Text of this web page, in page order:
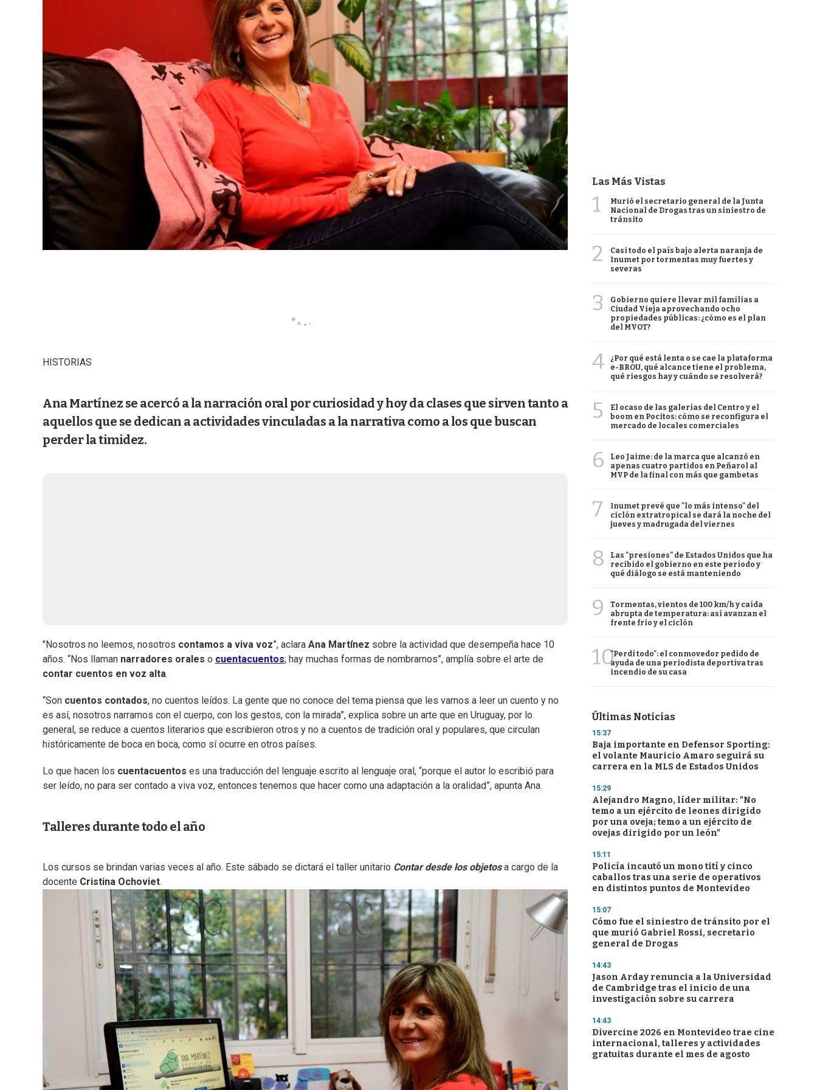
HISTORIAS
Ana Martínez se acercó a la narración oral por curiosidad y hoy da clases que sirven tanto a
aquellos que se dedican a actividades vinculadas a la narrativa como a los que buscan
perder la timidez.
"Nosotros no leemos, nosotros contamos a viva voz”, aclara Ana Martínez sobre la actividad que desempeña hace 10
años. “Nos llaman narradores orales o cuentacuentos; hay muchas formas de nombrarnos”, amplía sobre el arte de
contar cuentos en voz alta.
“Son cuentos contados, no cuentos leídos. La gente que no conoce del tema piensa que les vamos a leer un cuento y no
es así, nosotros narramos con el cuerpo, con los gestos, con la mirada”, explica sobre un arte que en Uruguay, por lo
general, se reduce a cuentos literarios que escribieron otros y no a cuentos de tradición oral y populares, que circulan
históricamente de boca en boca, como sí ocurre en otros países.
Lo que hacen los cuentacuentos es una traducción del lenguaje escrito al lenguaje oral, “porque el autor lo escribió para
ser leído, no para ser contado a viva voz, entonces tenemos que hacer como una adaptación a la oralidad”, apunta Ana.
Talleres durante todo el año
Los cursos se brindan varias veces al año. Este sábado se dictará el taller unitario Contar desde los objetosa cargo de la
docente Cristina Ochoviet.
Las Más Vistas
1
Murió el secretario general de la Junta
Nacional de Drogas tras un siniestro de
tránsito
2
Casi todo el país bajo alerta naranja de
Inumet por tormentas muy fuertes y
severas
3
Gobierno quiere llevar mil familias a
Ciudad Vieja aprovechando ocho
propiedades públicas: ¿cómo es el plan
del MVOT?
4
¿Por qué está lenta o se cae la plataforma
e-BROU, qué alcance tiene el problema,
qué riesgos hay y cuándo se resolverá?
5
El ocaso de las galerías del Centro y el
boom en Pocitos: cómo se reconfigura el
mercado de locales comerciales
6
Leo Jaime: de la marca que alcanzó en
apenas cuatro partidos en Peñarol al
MVP de la final con más que gambetas
7
Inumet prevé que "lo más intenso" del
ciclón extratropical se dará la noche del
jueves y madrugada del viernes
8
Las "presiones" de Estados Unidos que ha
recibido el gobierno en este período y
qué diálogo se está manteniendo
9
Tormentas, vientos de 100 km/h y caída
abrupta de temperatura: así avanzan el
frente frío y el ciclón
10"Perdí todo": el conmovedor pedido de
ayuda de una periodista deportiva tras
incendio de su casa
Últimas Noticias
15:37
Baja importante en Defensor Sporting:
el volante Mauricio Amaro seguirá su
carrera en la MLS de Estados Unidos
15:29
Alejandro Magno, líder militar: "No
temo a un ejército de leones dirigido
por una oveja; temo a un ejército de
ovejas dirigido por un león"
15:11
Policía incautó un mono tití y cinco
caballos tras una serie de operativos
en distintos puntos de Montevideo
15:07
Cómo fue el siniestro de tránsito por el
que murió Gabriel Rossi, secretario
general de Drogas
14:43
Jason Arday renuncia a la Universidad
de Cambridge tras el inicio de una
investigación sobre su carrera
14:43
Divercine 2026 en Montevideo trae cine
internacional, talleres y actividades
gratuitas durante el mes de agosto